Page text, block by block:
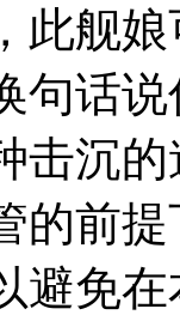
此舰
句话
击沉
的前
避免